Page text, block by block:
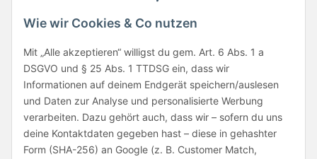
Wie wir Cookies & Co nutzen
Mit „Alle akzeptieren“ willigst du gem. Art. 6 Abs. 1 a
DSGVO und § 25 Abs. 1 TTDSG ein, dass wir
Informationen auf deinem Endgerät speichern/auslesen
und Daten zur Analyse und personalisierte Werbung
verarbeiten. Dazu gehört auch, dass wir – sofern du uns
deine Kontaktdaten gegeben hast – diese in gehashter
Form (SHA-256) an Google (z. B. Customer Match,
Folge uns